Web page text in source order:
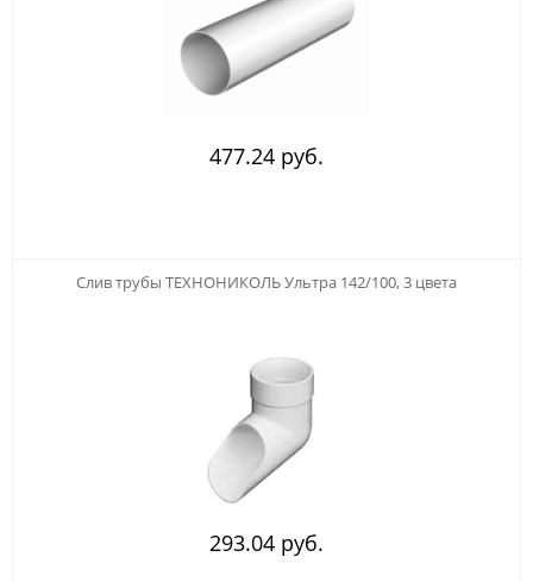
477.24 руб.
Слив трубы ТЕХНОНИКОЛЬ Ультра 142/100, 3 цвета
293.04 руб.